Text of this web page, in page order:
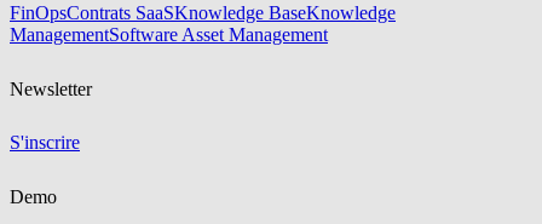
FinOpsContrats SaaSKnowledge BaseKnowledge
ManagementSoftware Asset Management
Newsletter
S'inscrire
Demo